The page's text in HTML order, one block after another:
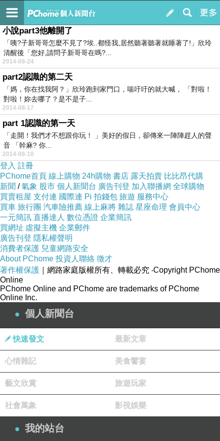
我的
訂閱
將心比心-將將
小說part3他離開了
「咦?子新哥哥怎麼不見了?埃..都怪我,居然聽著聽著就睡著了!」欣玲
清醒後「您好,請問子新哥哥在嗎?...
2014-08-24
part2認識的第二天
「媽，你在找我阿？」欣玲跑到家門口，喘吁吁的就大喊， 「對啦！
對啦！妳去哪了？是不是子...
2014-08-17
part 1認識的第一天
「走開！我們才不想跟你玩！ 」美好的假日，卻傳來一陣陣趕人的聲
音 「幹麻? 你...
2014-08-10
登入 註冊
PChome首頁 線上購物 24h購物 書店 露天拍賣 比比昂代購
新聞 /氣象 股市 個人新聞台 廣告刊登 加入聯播網 全球購物
買賣租屋 支付連 國際連 Pi 拍錢包 旅遊 服務中心
買車 旅行團 汽車險推薦 線上麻將 雜誌 星座命理 會員中心
一元簡訊 直播達人 數位憑證 企業簡訊
買網址 虛擬主機 企業郵件
廣告刊登 隱私權聲明
消費者保護 兒童網路安全
About PChome 投資人聯絡 徵才
著作權保護 ｜網路家庭版權所有、轉載必究 ‧Copyright PChome
Online
PChome Online and PChome are trademarks of PChome
Online Inc.
個人新聞台
快速發文 最新文章
心情雜記 美食饗宴
藝文欣賞 旅遊玩家
社會萬象 影視娛樂
我的站台